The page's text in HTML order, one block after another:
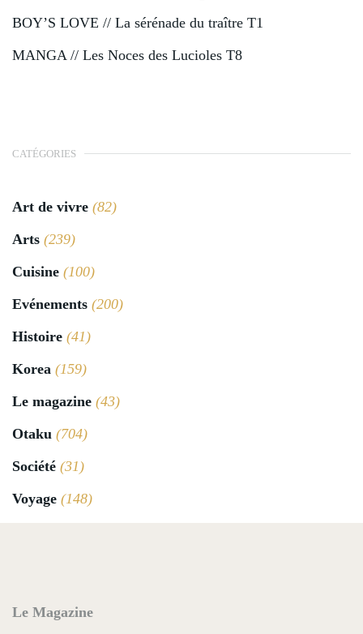
BOY’S LOVE // La sérénade du traître T1
MANGA // Les Noces des Lucioles T8
CATÉGORIES
Art de vivre (82)
Arts (239)
Cuisine (100)
Evénements (200)
Histoire (41)
Korea (159)
Le magazine (43)
Otaku (704)
Société (31)
Voyage (148)
Le Magazine